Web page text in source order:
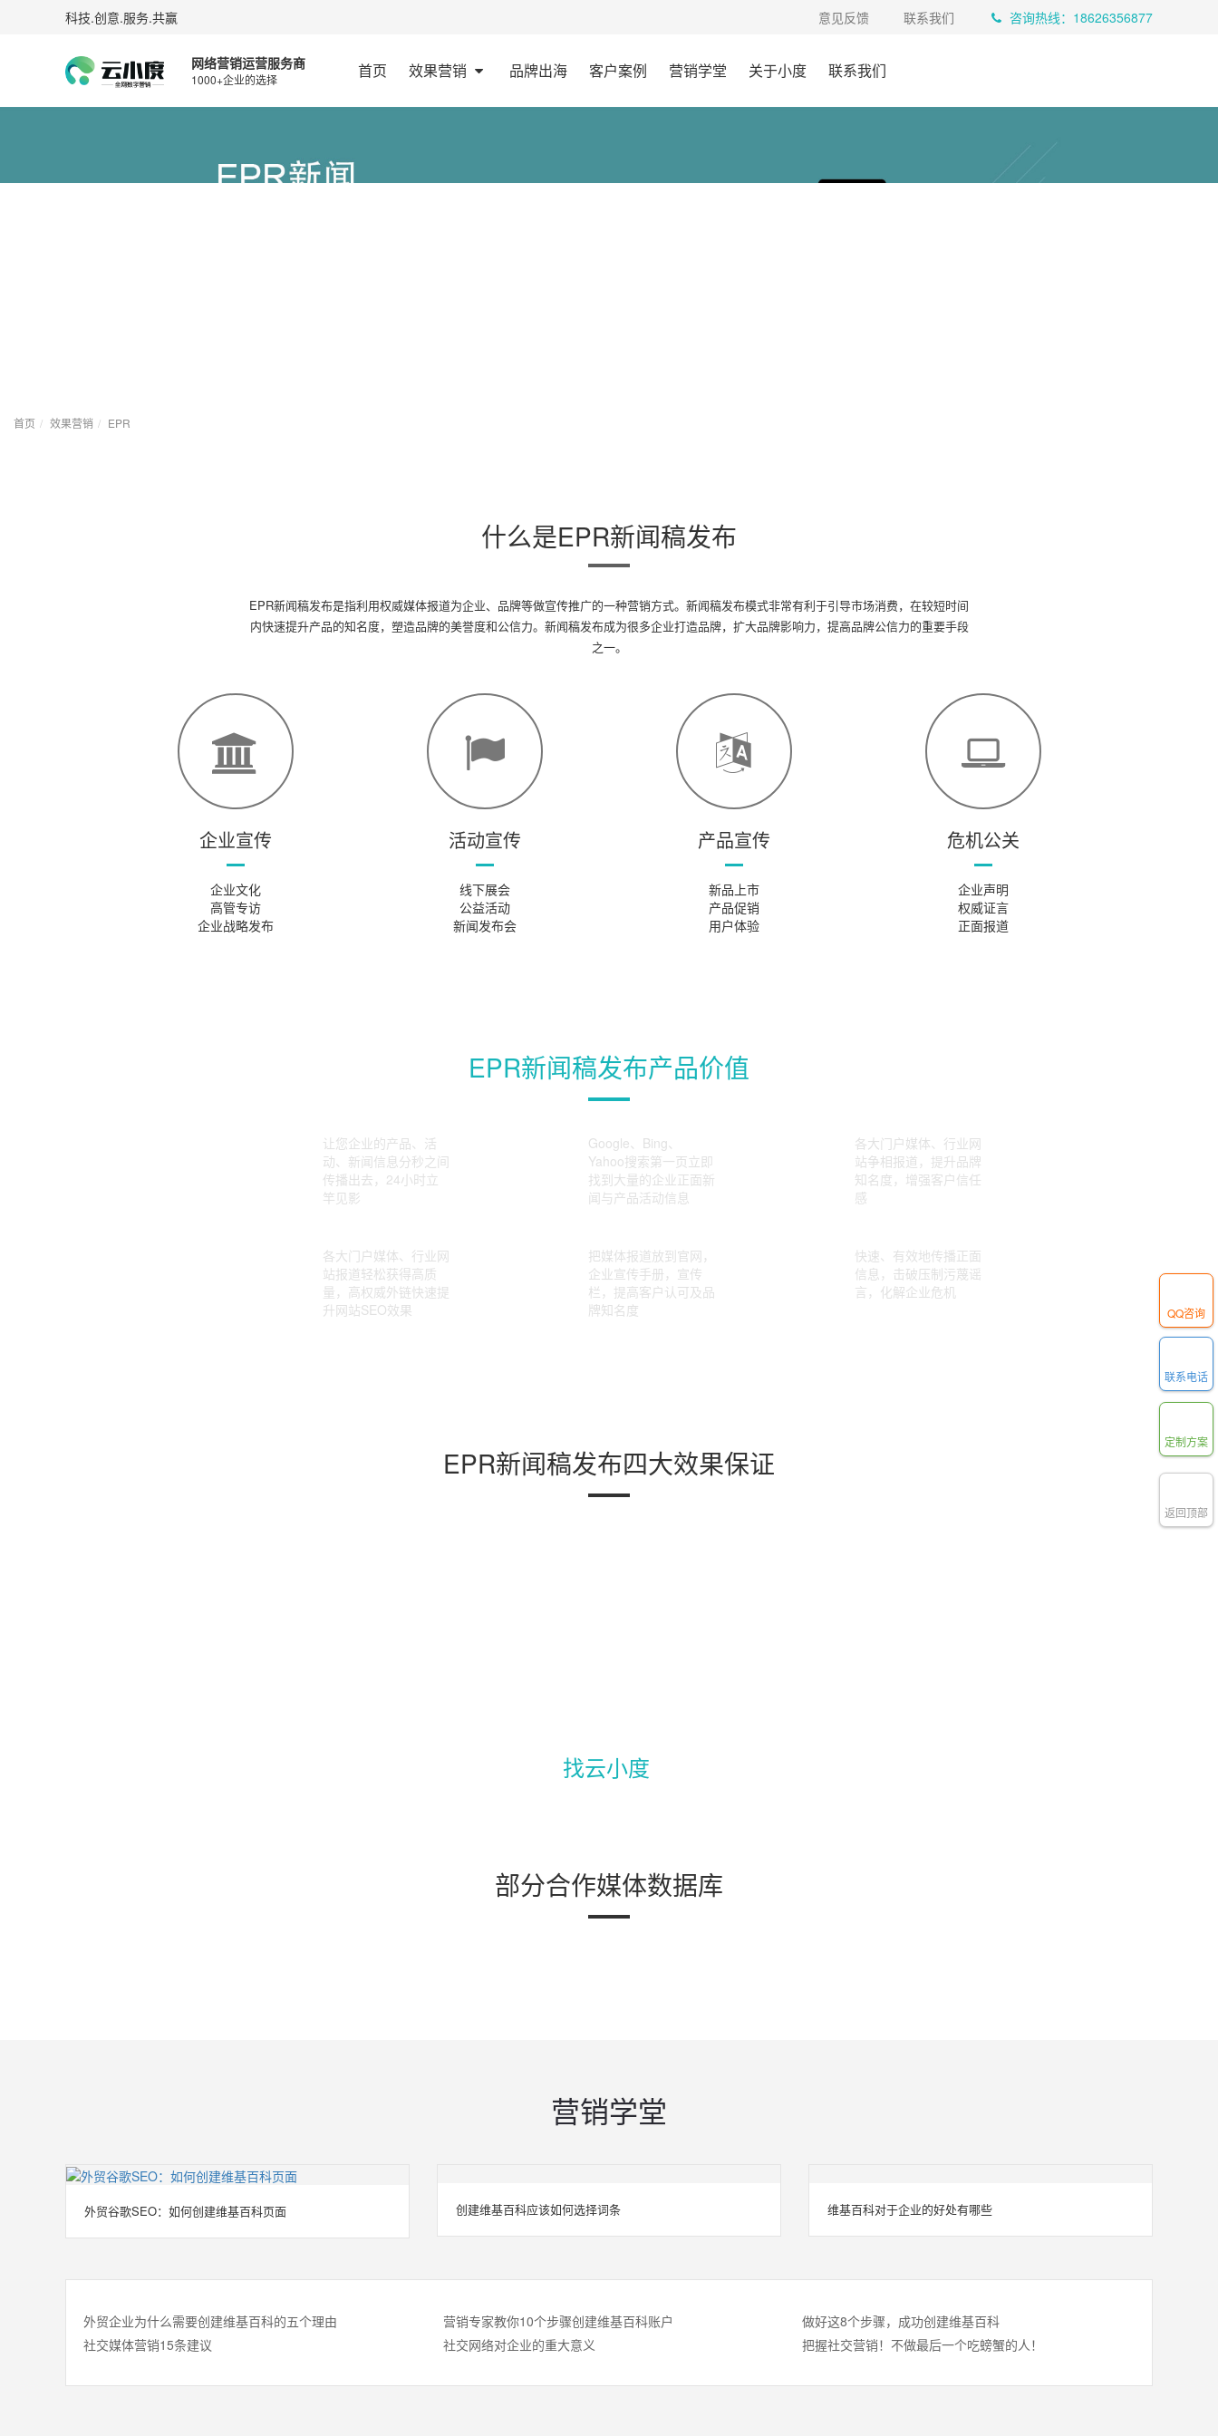
咨询热线：18626356877
科技.创意.服务.共赢 意见反馈 联系我们
网络营销运营服务商
1000+企业的选择 首页 效果营销 品牌出海 客户案例 营销学堂 关于小度 联系我们
首页 效果营销 EPR
什么是EPR新闻稿发布
EPR新闻稿发布是指利用权威媒体报道为企业、品牌等做宣传推广的一种营销方式。新闻稿发布模式非常有利于引导市场消费，在较短时间
内快速提升产品的知名度，塑造品牌的美誉度和公信力。新闻稿发布成为很多企业打造品牌，扩大品牌影响力，提高品牌公信力的重要手段
之一。
企业宣传
企业文化
高管专访
企业战略发布
活动宣传
线下展会
公益活动
新闻发布会
产品宣传
新品上市
产品促销
用户体验
危机公关
企业声明
权威证言
正面报道
EPR新闻稿发布产品价值
让您企业的产品、活
动、新闻信息分秒之间
传播出去，24小时立
竿见影
Google、Bing、
Yahoo搜索第一页立即
找到大量的企业正面新
闻与产品活动信息
各大门户媒体、行业网
站争相报道，提升品牌
知名度，增强客户信任
感
各大门户媒体、行业网
站报道轻松获得高质
量，高权威外链快速提
升网站SEO效果
把媒体报道放到官网，
企业宣传手册，宣传
栏，提高客户认可及品
牌知名度
快速、有效地传播正面
信息，击破压制污蔑谣
言，化解企业危机
EPR新闻稿发布四大效果保证
找云小度
部分合作媒体数据库
营销学堂
外贸谷歌SEO：如何创建维基百科页面 创建维基百科应该如何选择词条 维基百科对于企业的好处有哪些
外贸企业为什么需要创建维基百科的五个理由 营销专家教你10个步骤创建维基百科账户
做好这8个步骤，成功创建维基百科
社交媒体营销15条建议
社交网络对企业的重大意义 把握社交营销！不做最后一个吃螃蟹的人！
QQ咨询
联系电话
定制方案
返回顶部